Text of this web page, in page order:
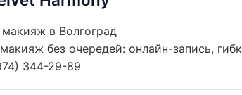
в Волгоград
без очередей: онлайн-запись,
344-29-89